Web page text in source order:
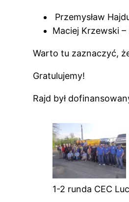
Przemysław
Maciej Krzewski
Warto tu zaznaczyć,
Gratulujemy!
Rajd był
1-2 runda CEC